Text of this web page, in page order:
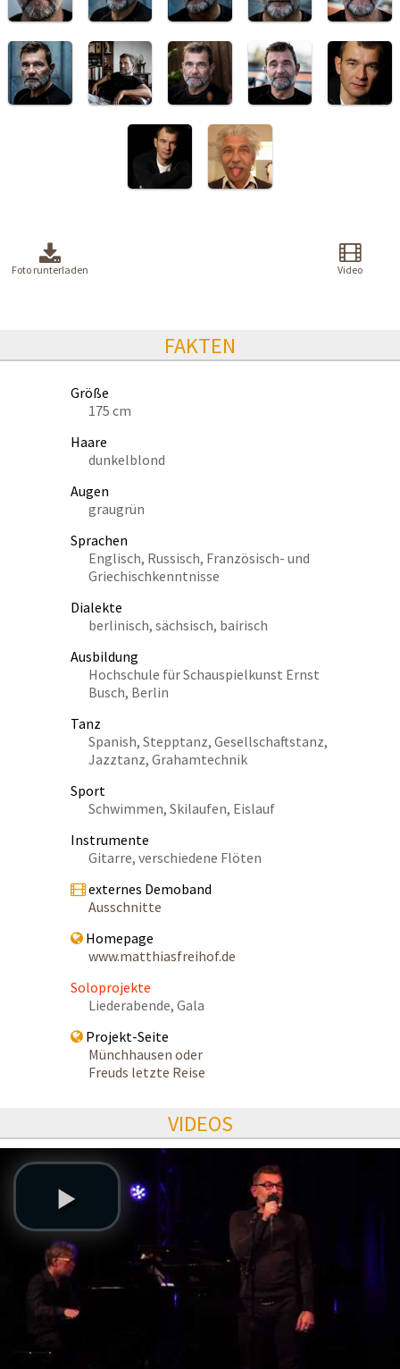
Foto runterladen Video
FAKTEN
Größe
175 cm
Haare
dunkelblond
Augen
graugrün
Sprachen
Englisch, Russisch, Französisch- und
Griechischkenntnisse
Dialekte
berlinisch, sächsisch, bairisch
Ausbildung
Hochschule für Schauspielkunst Ernst
Busch, Berlin
Tanz
Spanish, Stepptanz, Gesellschaftstanz,
Jazztanz, Grahamtechnik
Sport
Schwimmen, Skilaufen, Eislauf
Instrumente
Gitarre, verschiedene Flöten
externes Demoband
Ausschnitte
Homepage
www.matthiasfreihof.de
Soloprojekte
Liederabende, Gala
Projekt-Seite
Münchhausen oder
Freuds letzte Reise
VIDEOS